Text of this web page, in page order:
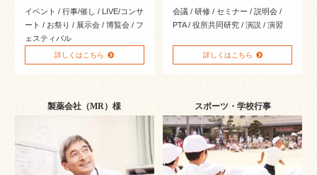
会合・お集り
501円～999円
1,000円～1,499円
1,500円～1,999円
2,000円～2,499円
イベント / 行事/催し / LIVE/コンサ
ート / お祭り / 展示会 / 博覧会 / フ
ェスティバル
詳しくはこちら
会議 / 研修 / セミナー / 説明会 /
PTA / 役所共同研究 / 演説 / 演習
詳しくはこちら
製薬会社（MR）様 スポーツ・学校行事